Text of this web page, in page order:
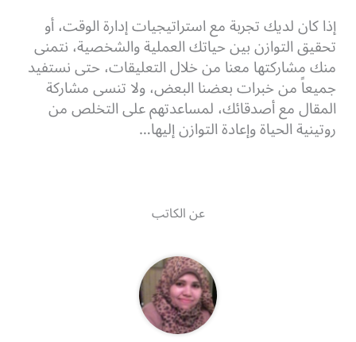
إذا كان لديك تجربة مع استراتيجيات إدارة الوقت، أو
تحقيق التوازن بين حياتك العملية والشخصية، نتمنى
منك مشاركتها معنا من خلال التعليقات، حتى نستفيد
جميعاً من خبرات بعضنا البعض، ولا تنسى مشاركة
المقال مع أصدقائك، لمساعدتهم على التخلص من
روتينية الحياة وإعادة التوازن إليها…
عن الكاتب